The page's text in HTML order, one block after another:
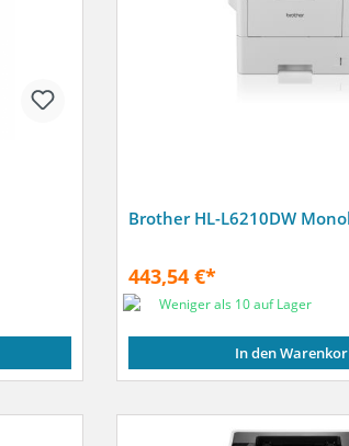
Brother HL-L6210DW
443,54 €*
Weniger als 10 auf Lager
In den